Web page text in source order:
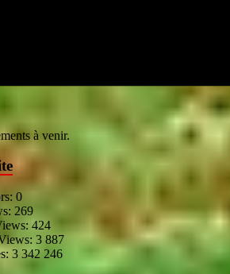
à venir.
0
269
424
3 887
3 342 246